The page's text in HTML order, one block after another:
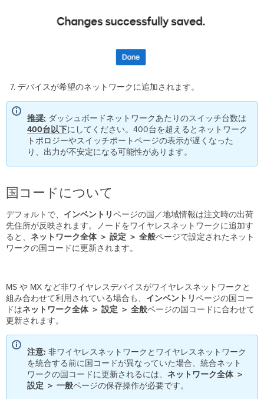
デバイスが希望のネットワークに追加されます。
推奨: ダッシュボードネットワークあたりのスイッチ台数は
400台以下にしてください。400台を超えるとネットワーク
トポロジーやスイッチポートページの表示が遅くなった
り、出力が不安定になる可能性があります。
国コードについて
デフォルトで、 インベントリページの国／地域情報は注文時の出荷
先住所が反映されます。ノードをワイヤレスネットワークに追加す
ると、ネットワーク全体 ＞ 設定 ＞ 全般ページで設定されたネット
ワークの国コードに更新されます。
MS や MX など非ワイヤレスデバイスがワイヤレスネットワークと
組み合わせて利用されている場合も、 インベントリページの国コー
ドはネットワーク全体 ＞ 設定 ＞ 全般ページの国コードに合わせて
更新されます。
注意: 非ワイヤレスネットワークとワイヤレスネットワーク
を統合する前に国コードが異なっていた場合、統合ネット
ワークの国コードに更新されるには、ネットワーク全体 ＞
設定 ＞一般ページの保存操作が必要です。